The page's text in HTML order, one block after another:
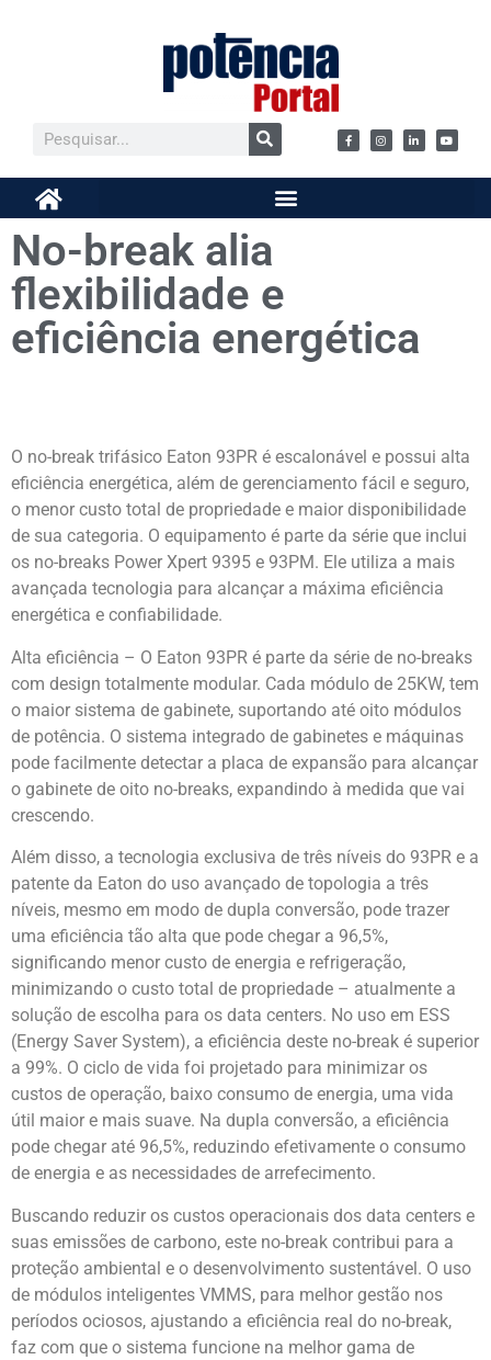
No-break alia
flexibilidade e
eficiência energética
O no-break trifásico Eaton 93PR é escalonável e possui alta
eficiência energética, além de gerenciamento fácil e seguro,
o menor custo total de propriedade e maior disponibilidade
de sua categoria. O equipamento é parte da série que inclui
os no-breaks Power Xpert 9395 e 93PM. Ele utiliza a mais
avançada tecnologia para alcançar a máxima eficiência
energética e confiabilidade.
Alta eficiência – O Eaton 93PR é parte da série de no-breaks
com design totalmente modular. Cada módulo de 25KW, tem
o maior sistema de gabinete, suportando até oito módulos
de potência. O sistema integrado de gabinetes e máquinas
pode facilmente detectar a placa de expansão para alcançar
o gabinete de oito no-breaks, expandindo à medida que vai
crescendo.
Além disso, a tecnologia exclusiva de três níveis do 93PR e a
patente da Eaton do uso avançado de topologia a três
níveis, mesmo em modo de dupla conversão, pode trazer
uma eficiência tão alta que pode chegar a 96,5%,
significando menor custo de energia e refrigeração,
minimizando o custo total de propriedade – atualmente a
solução de escolha para os data centers. No uso em ESS
(Energy Saver System), a eficiência deste no-break é superior
a 99%. O ciclo de vida foi projetado para minimizar os
custos de operação, baixo consumo de energia, uma vida
útil maior e mais suave. Na dupla conversão, a eficiência
pode chegar até 96,5%, reduzindo efetivamente o consumo
de energia e as necessidades de arrefecimento.
Buscando reduzir os custos operacionais dos data centers e
suas emissões de carbono, este no-break contribui para a
proteção ambiental e o desenvolvimento sustentável. O uso
de módulos inteligentes VMMS, para melhor gestão nos
períodos ociosos, ajustando a eficiência real do no-break,
faz com que o sistema funcione na melhor gama de